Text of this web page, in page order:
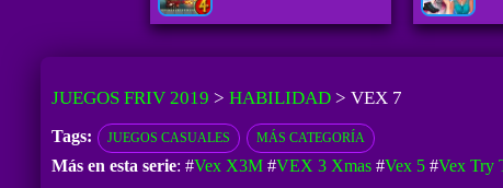
JUEGOS FRIV 2019 > HABILIDAD> VEX 7
Tags: JUEGOS CASUALES MÁS CATEGORÍA
Más en esta serie: #Vex X3M#VEX 3 Xmas#Vex 5#Vex Try